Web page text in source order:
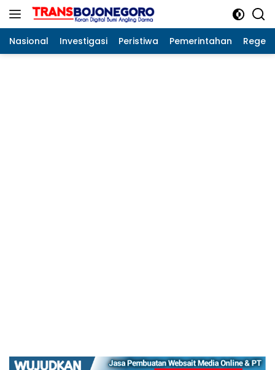
Langsung
Nasional Investigasi Peristiwa Pemerintahan